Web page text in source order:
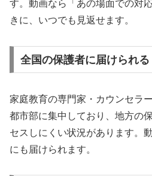
す。動画なら「あの場面での対
きに、いつでも見返せます。
全国の保護者に届けられる
家庭教育の専門家・カウンセラ
都市部に集中しており、地方の
セスしにくい状況があります。
にも届けられます。